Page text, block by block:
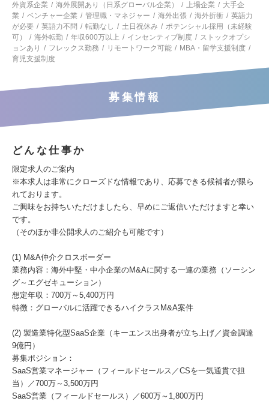
外資系企業
海外展開あり（日系グローバル企業） 上場企業
大手企
業
ベンチャー企業 管理職・マネジャー 海外出張 海外折衝
英語力
が必要
英語力不問 転勤なし 土日祝休み
ポテンシャル採用（未経験
可）
海外転勤 年収600万以上 インセンティブ制度
ストックオプシ
ョンあり
フレックス勤務 リモートワーク可能
MBA・留学支援制度
育児支援制度
募集情報
どんな仕事か
限定求人のご案内
※本求人は非常にクローズドな情報であり、応募できる候補者が限ら
れております。
ご興味をお持ちいただけましたら、早めにご返信いただけますと幸い
です。
（そのほか非公開求人のご紹介も可能です）
(1) M&A仲介クロスボーダー
業務内容：海外中堅・中小企業のM&Aに関する一連の業務（ソーシン
グ～エグゼキューション）
想定年収：700万～5,400万円
特徴：グローバルに活躍できるハイクラスM&A案件
(2) 製造業特化型SaaS企業（キーエンス出身者が立ち上げ／資金調達
9億円）
募集ポジション：
SaaS営業マネージャー（フィールドセールス／CSを一気通貫で担
当）／700万～3,500万円
SaaS営業（フィールドセールス）／600万～1,800万円